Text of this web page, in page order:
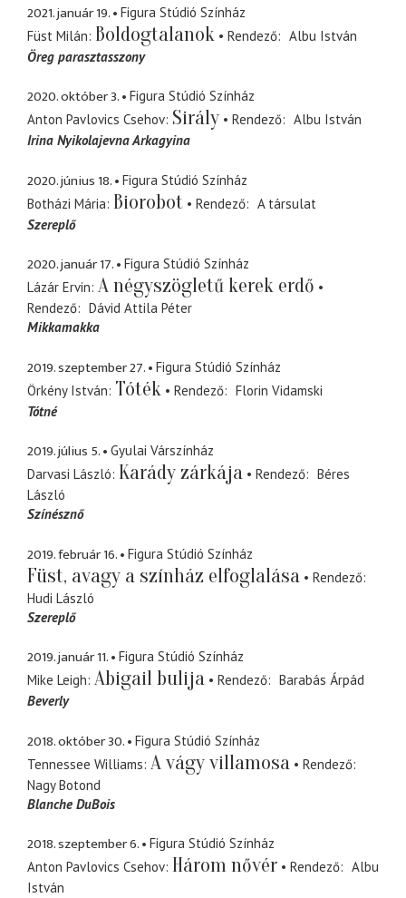
2021. január 19.
Figura Stúdió Színház
Füst Milán Boldogtalanok Rendező
Albu István
Öreg parasztasszony
2020. október 3.
Figura Stúdió Színház
Anton Pavlovics Csehov Sirály Rendező
Albu István
Irina Nyikolajevna Arkagyina
2020. június 18.
Figura Stúdió Színház
Botházi Mária Biorobot Rendező
A társulat
Szereplő
2020. január 17.
Figura Stúdió Színház
Lázár Ervin A négyszögletű kerek erdő
Rendező
Dávid Attila Péter
Mikkamakka
2019. szeptember 27.
Figura Stúdió Színház
Örkény István Tóték Rendező
Florin Vidamski
Tótné
2019. július 5.
Gyulai Várszínház
Darvasi László Karády zárkája Rendező
Béres
László
Színésznő
2019. február 16. Figura Stúdió Színház
Füst, avagy a színház elfoglalása
Rendező
Hudi László
Szereplő
2019. január 11.
Figura Stúdió Színház
Mike Leigh Abigail bulija Rendező
Barabás Árpád
Beverly
2018. október 30.
Figura Stúdió Színház
Tennessee Williams A vágy villamosa
Rendező
Nagy Botond
Blanche DuBois
2018. szeptember 6.
Figura Stúdió Színház
Anton Pavlovics Csehov Három nővér Rendező
Albu
István